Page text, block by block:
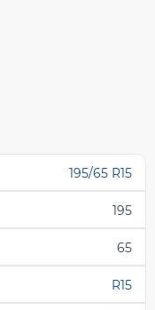
195/65 R15
195
65
R15